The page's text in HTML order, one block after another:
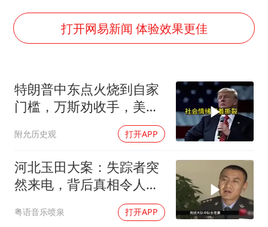
香港刷新1884年以来最高气温纪录
上海全力守护市民“菜篮子”
猫咪过火把节被抹成黑猫
宝妈给四胞胎取名平安喜乐
BLG经理辟谣Bin离队
打开网易新闻 体验效果更佳
特朗普中东点火烧到自家
门槛，万斯劝收手，美国
附允历史观 打开APP
河北玉田大案：失踪者突
然来电，背后真相令人震
粤语音乐喷泉 打开APP